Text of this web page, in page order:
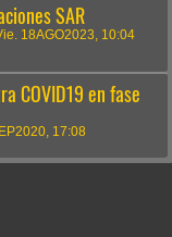
SAR
18AGO2023, 10:04
COVID19 en fase
17:08